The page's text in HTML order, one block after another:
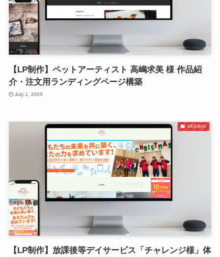
【LP制作】ペットアーティスト 高嶋求美 様 作品紹
介・注文用ランディングページ構築
July 1, 2025
WEB制作
【LP制作】放課後等デイサービス「チャレンジ様」体